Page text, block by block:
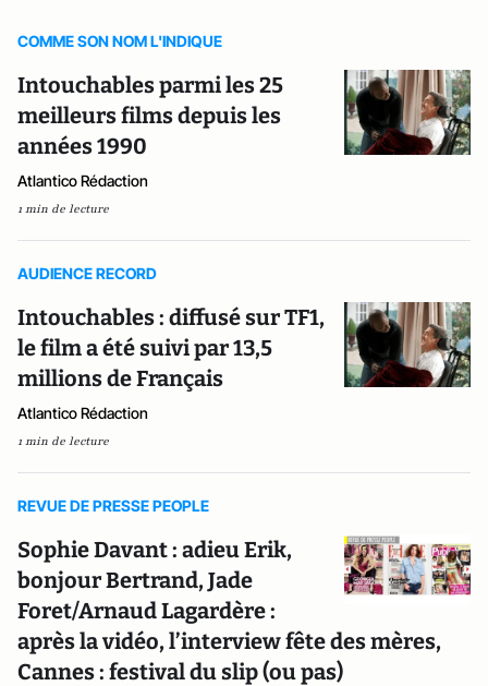
COMME SON NOM L'INDIQUE
Intouchables parmi les 25
meilleurs films depuis les
années 1990
Atlantico Rédaction
1 min de lecture
AUDIENCE RECORD
Intouchables : diffusé sur TF1,
le film a été suivi par 13,5
millions de Français
Atlantico Rédaction
1 min de lecture
REVUE DE PRESSE PEOPLE
Sophie Davant : adieu Erik,
bonjour Bertrand, Jade
Foret/Arnaud Lagardère :
après la vidéo, l’interview fête des mères,
Cannes : festival du slip (ou pas)